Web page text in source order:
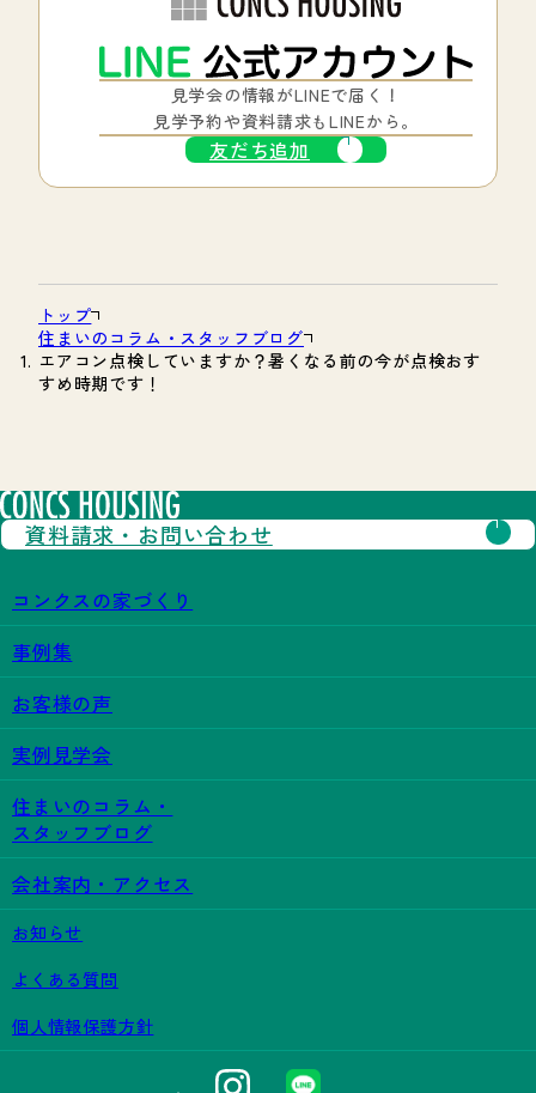
見学会の情報がLINEで届く！
見学予約や資料請求もLINEから。
友だち追加
トップ
住まいのコラム・スタッフブログ
エアコン点検していますか？暑くなる前の今が点検おす
すめ時期です！
コンクスの家づくり
事例集
お客様の声
実例見学会
住まいのコラム・
スタッフブログ
会社案内・アクセス
お知らせ
よくある質問
個人情報保護方針
資料請求・ お問い合わせ